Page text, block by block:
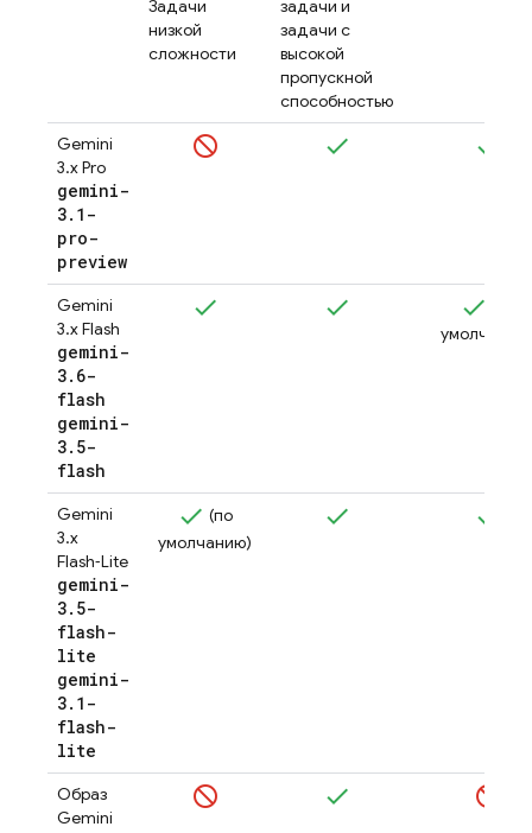
Задачи
низкой
сложности
задачи и
задачи с
высокой
пропускной
способностью
Gemini
3.x Pro
gemini-
3. 1-
pro-
preview
Gemini
3.x Flash
gemini-
3. 6-
flash
gemini-
3. 5-
flash
Gemini
3.x
Flash‑Lite
gemini-
3. 5-
flash-
lite
gemini-
3. 1-
flash-
lite
(по
умолчанию)
Образ
Gemini